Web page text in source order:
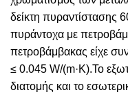
δείκτη πυραντίστασης
πυράντοχα με
πετροβάμβακας είχε
≤ 0.045 W/(m·K).Το
διατομής και το